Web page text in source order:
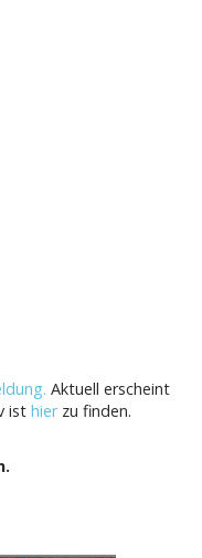
Aktuell erscheint
ist hierzu finden.